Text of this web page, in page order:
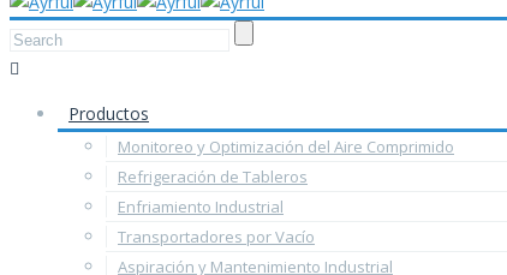
Productos
Monitoreo y Optimización del Aire Comprimido
Refrigeración de Tableros
Enfriamiento Industrial
Transportadores por Vacío
Aspiración y Mantenimiento Industrial